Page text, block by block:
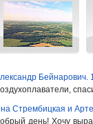
Бейнарович.
Стрембицкая и
день! Хочу